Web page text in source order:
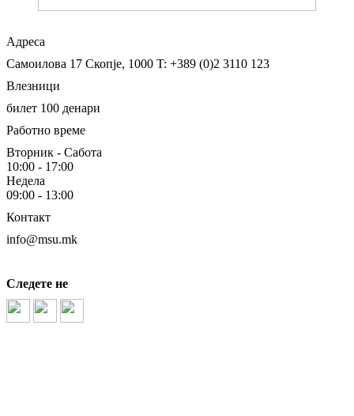
Адреса
Самоилова 17 Скопје, 1000 T: +389 (0)2 3110 123
Влезници
билет 100 денари
Работно време
Вторник - Сабота
10:00 - 17:00
Недела
09:00 - 13:00
Контакт
info@msu.mk
Следете не